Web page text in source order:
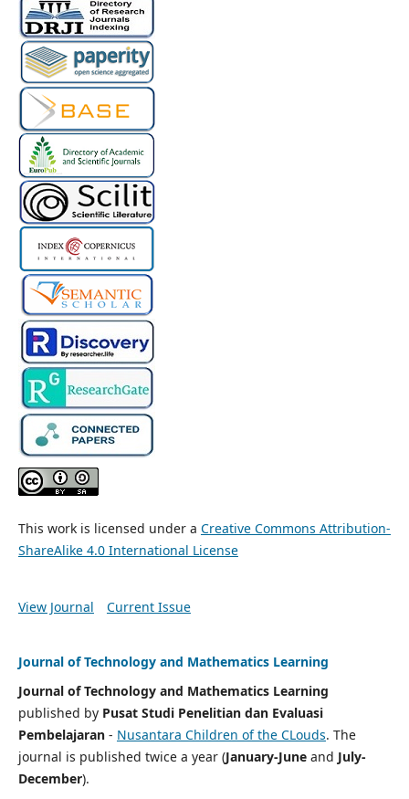
This work is licensed under a Creative Commons Attribution-
ShareAlike 4.0 International License
View Journal Current Issue
Journal of Technology and Mathematics Learning
Journal of Technology and Mathematics Learning
published by Pusat Studi Penelitian dan Evaluasi
Pembelajaran- Nusantara Children of the CLouds. The
journal is published twice a year (January-Juneand July-
December).